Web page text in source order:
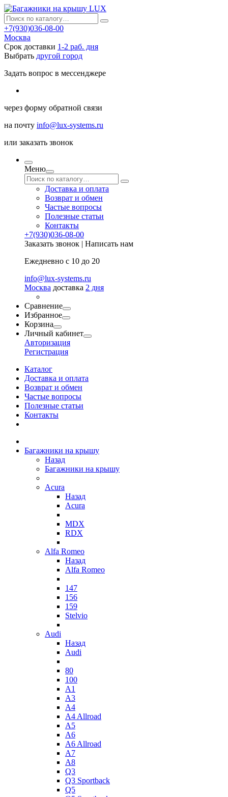
+7(930)036-08-00
Москва
Срок доставки 1-2 раб. дня
Выбрать другой город
Задать вопрос в мессенджере
через форму обратной связи
на почту info@lux-systems.ru
или заказать звонок
Меню
Доставка и оплата
Возврат и обмен
Частые вопросы
Полезные статьи
Контакты
+7(930)036-08-00
Заказать звонок | Написать нам
Ежедневно с 10 до 20
info@lux-systems.ru
Москва доставка 2 дня
Сравнение
Избранное
Корзина
Личный кабинет
Авторизация
Регистрация
Каталог
Доставка и оплата
Возврат и обмен
Частые вопросы
Полезные статьи
Контакты
Багажники на крышу
Назад
Багажники на крышу
Acura
Назад
Acura
MDX
RDX
Alfa Romeo
Назад
Alfa Romeo
147
156
159
Stelvio
Audi
Назад
Audi
80
100
A1
A3
A4
A4 Allroad
A5
A6
A6 Allroad
A7
A8
Q3
Q3 Sportback
Q5